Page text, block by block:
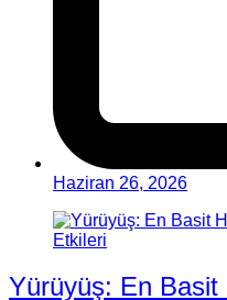
Haziran 26, 2026
Yürüyüş: En Basit